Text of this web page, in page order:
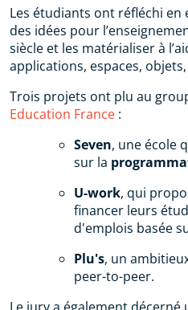
Les étudiants ont réfléchi
des idées pour
siècle et les matérialiser à
applications, espaces,
Trois projets ont plu au
Education France :
Seven, une école
sur la
U-work, qui
financer leurs
d'emplois basée
Plu's, un
peer-to-peer.